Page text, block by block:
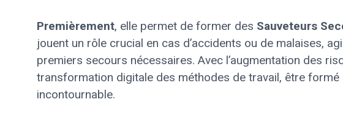
Premièrement, elle permet de former des Sauveteurs
jouent un rôle crucial en cas d’accidents ou de malaises,
premiers secours nécessaires. Avec l’augmentation des
transformation digitale des méthodes de travail, être formé
incontournable.